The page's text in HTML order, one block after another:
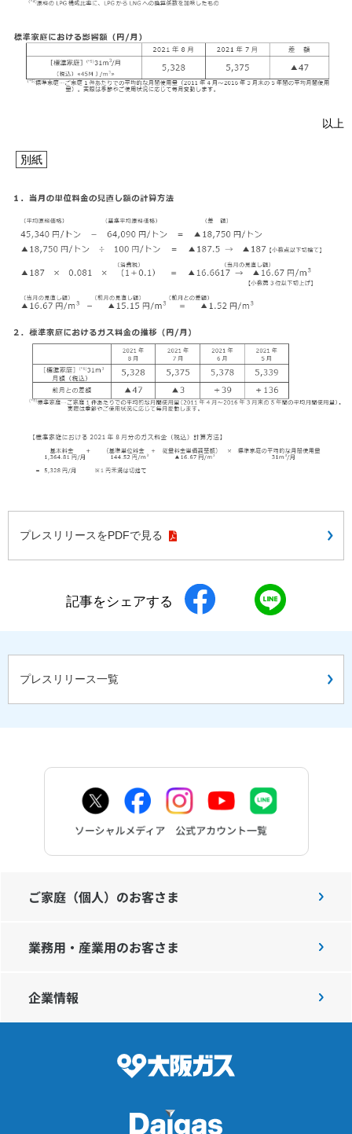
業務用・産業用のお客さま
以上
別紙
プレスリリースをPDFで見る
記事をシェアする
プレスリリース一覧
ご家庭（個人）のお客さま
業務用・産業用のお客さま
企業情報